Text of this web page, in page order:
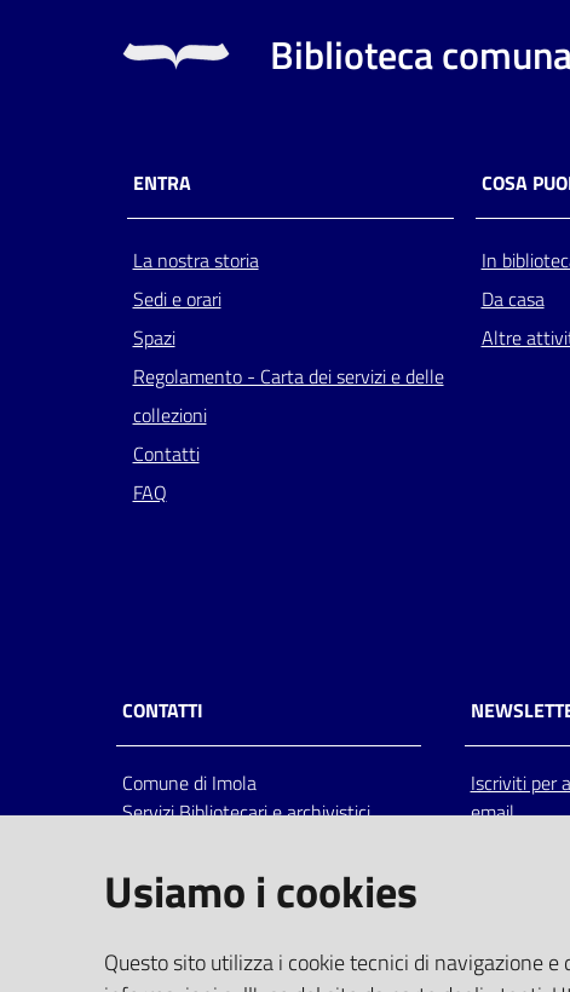
Biblioteca
ENTRA
La nostra storia
Sedi e orari
Spazi
Regolamento - Carta dei servizi e delle
collezioni
Contatti
FAQ
COSA
In
Da casa
Altre
CONTATTI
Comune di Imola
Servizi Bibliotecari e archivistici
Italia
centralino: tel 0542.6026.36 fax
bim@comune.imola.bo.it
PEC
Iscriviti per
email
Usiamo i cookies
Questo sito utilizza i cookie tecnici di navigazione